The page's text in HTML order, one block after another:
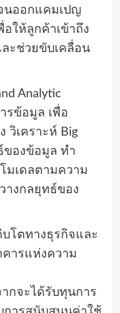
นออกแคมเปญ
อให้ลูกค้าเข้าถึง
ะช่วยขับเคลื่อน
Analytic
รข้อมูล เพื่อ
เคราะห์ Big
ของข้อมูล ทำ
มเดลตามความ
างกลยุทธ์ของ
โตทางธุรกิจและ
ารแห่งความ
กจะได้รับทุนการ